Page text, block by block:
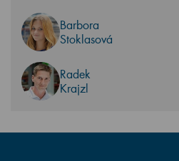
Barbora
Stoklasová
Radek
Krajzl